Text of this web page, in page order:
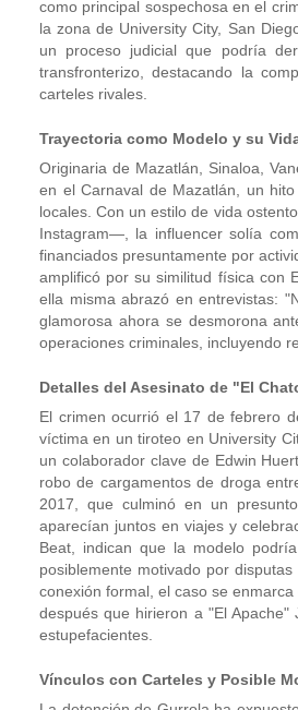
como principal sospechosa en el
la zona de University City, San
un proceso judicial que podría
transfronterizo, destacando la
carteles rivales.
Trayectoria como Modelo y su
Originaria de Mazatlán, Sinaloa,
en el Carnaval de Mazatlán, un
locales. Con un estilo de vida
Instagram—, la influencer solía
financiados presuntamente por
amplificó por su similitud física con
ella misma abrazó en entrevistas:
glamorosa ahora se desmorona
operaciones criminales, incluyendo
Detalles del Asesinato de "El
El crimen ocurrió el 17 de febrero
víctima en un tiroteo en University
un colaborador clave de Edwin
robo de cargamentos de droga
2017, que culminó en un
aparecían juntos en viajes y
Beat, indican que la modelo
posiblemente motivado por
conexión formal, el caso se
después que hirieron a "El
estupefacientes.
Vínculos con Carteles y Posible